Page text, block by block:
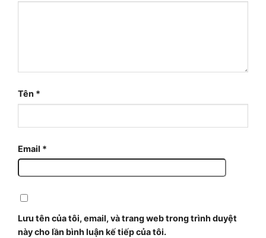
Tên *
Email *
Lưu tên của tôi, email, và trang web trong trình duyệt
này cho lần bình luận kế tiếp của tôi.